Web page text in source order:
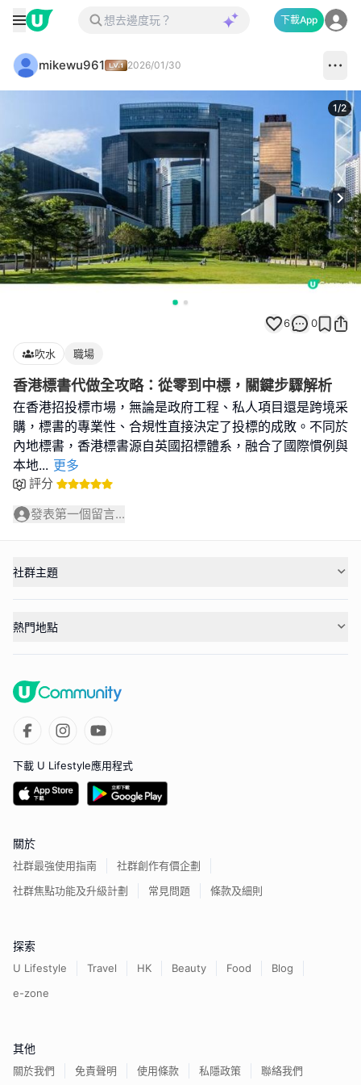
下載App
mikewu961 2026/01/30
1/2
6 0
吹水 職場
香港標書代做全攻略：從零到中標，關鍵步驟解析
在香港招投標市場，無論是政府工程、私人項目還是跨境采
購，標書的專業性、合規性直接決定了投標的成敗。不同於
內地標書，香港標書源自英國招標體系，融合了國際慣例與
本地... 更多
評分
發表第一個留言...
社群主題
熱門地點
下載 U Lifestyle應用程式
關於
社群最強使用指南
社群創作有價企劃
社群焦點功能及升級計劃
常見問題 條款及細則
探索
U Lifestyle Travel HK Beauty Food
Blog
e-zone
其他
關於我們 免責聲明 使用條款 私隱政策 聯絡我們